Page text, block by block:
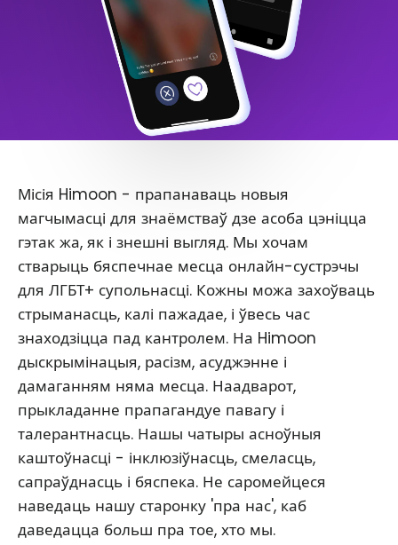
Місія Himoon - прапанаваць новыя
магчымасці для знаёмстваў дзе асоба цэніцца
гэтак жа, як і знешні выгляд. Мы хочам
стварыць бяспечнае месца онлайн-сустрэчы
для ЛГБТ+ супольнасці. Кожны можа захоўваць
стрыманасць, калі пажадае, і ўвесь час
знаходзіцца пад кантролем. На Himoon
дыскрымінацыя, расізм, асуджэнне і
дамаганням няма месца. Наадварот,
прыкладанне прапагандуе павагу і
талерантнасць. Нашы чатыры асноўныя
каштоўнасці - інклюзіўнасць, смеласць,
сапраўднасць і бяспека. Не саромейцеся
наведаць нашу старонку 'пра нас', каб
даведацца больш пра тое, хто мы.